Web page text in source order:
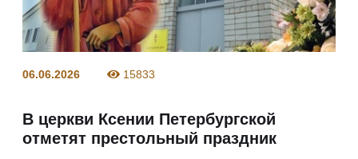
06.06.2026 15833
В церкви Ксении Петербургской
отметят престольный праздник